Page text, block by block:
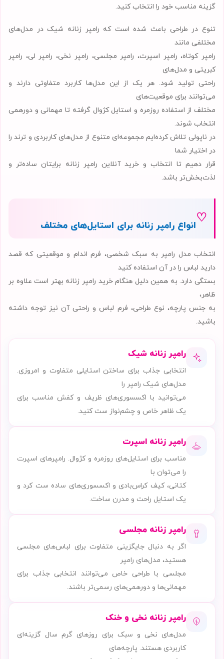
گزینه مناسب خود را انتخاب کنید.
تنوع در طراحی باعث شده است که رامپر زنانه شیک در مدل‌های
مختلفی مانند
رامپر کوتاه، رامپر اسپرت، رامپر مجلسی، رامپر نخی، رامپر لی، رامپر
کبریتی و مدل‌های
راحتی تولید شود. هر یک از این مدل‌ها کاربرد متفاوتی دارند و
می‌توانند برای موقعیت‌های
مختلف از استفاده روزمره و استایل کژوال گرفته تا مهمانی و دورهمی
انتخاب شوند.
در ناپولی تلاش کرده‌ایم مجموعه‌ای متنوع از مدل‌های کاربردی و ترند را
در اختیار شما
قرار دهیم تا انتخاب و خرید آنلاین رامپر زنانه برایتان ساده‌تر و
لذت‌بخش‌تر باشد.
♡انواع رامپر زنانه برای استایل‌های مختلف
انتخاب مدل رامپر به سبک شخصی، فرم اندام و موقعیتی که قصد
دارید لباس را در آن استفاده کنید
بستگی دارد. به همین دلیل هنگام خرید رامپر زنانه بهتر است علاوه بر
ظاهر،
به جنس پارچه، نوع طراحی، فرم لباس و راحتی آن نیز توجه داشته
باشید.
رامپر زنانه شیک
انتخابی جذاب برای ساختن استایلی متفاوت و امروزی.
مدل‌های شیک رامپر را
می‌توانید با اکسسوری‌های ظریف و کفش مناسب برای
یک ظاهر خاص و چشم‌نواز ست کنید.
رامپر زنانه اسپرت
مناسب برای استایل‌های روزمره و کژوال. رامپرهای اسپرت
را می‌توان با
کتانی، کیف کراس‌بادی و اکسسوری‌های ساده ست کرد و
یک استایل راحت و مدرن ساخت.
رامپر زنانه مجلسی
اگر به دنبال جایگزینی متفاوت برای لباس‌های مجلسی
هستید، مدل‌های رامپر
مجلسی با طراحی خاص می‌توانند انتخابی جذاب برای
مهمانی‌ها و دورهمی‌های رسمی‌تر باشند.
رامپر زنانه نخی و خنک
مدل‌های نخی و سبک برای روزهای گرم سال گزینه‌ای
کاربردی هستند. پارچه‌های